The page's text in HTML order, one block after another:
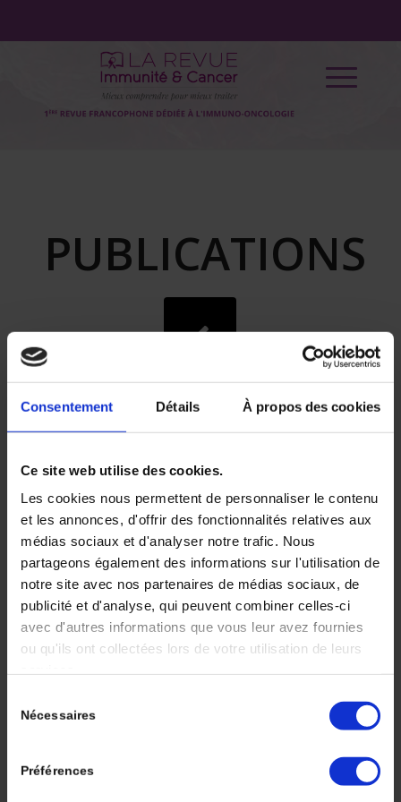
Consentement Détails À propos des cookies
Ce site web utilise des cookies.
Les cookies nous permettent de personnaliser le contenu
et les annonces, d'offrir des fonctionnalités relatives aux
médias sociaux et d'analyser notre trafic. Nous
partageons également des informations sur l'utilisation de
notre site avec nos partenaires de médias sociaux, de
publicité et d'analyse, qui peuvent combiner celles-ci
avec d'autres informations que vous leur avez fournies
ou qu'ils ont collectées lors de votre utilisation de leurs
Nécessaires
Préférences
PUBLICATIONS
Epigénétique,
tumoral et
immunothérapie : à
propos d’un cas
clinique
/ /
majeur dans le développement des tumeurs.
Certaines de ces modifications peuvent être